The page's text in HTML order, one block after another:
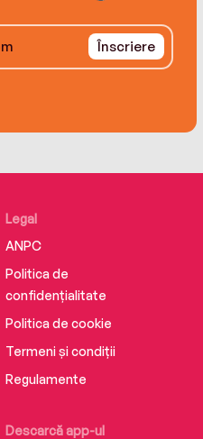
Înscriere
Descarcă app-ul
Legal
ANPC
Politica de
confidențialitate
Politica de cookie
Termeni și condiții
Regulamente